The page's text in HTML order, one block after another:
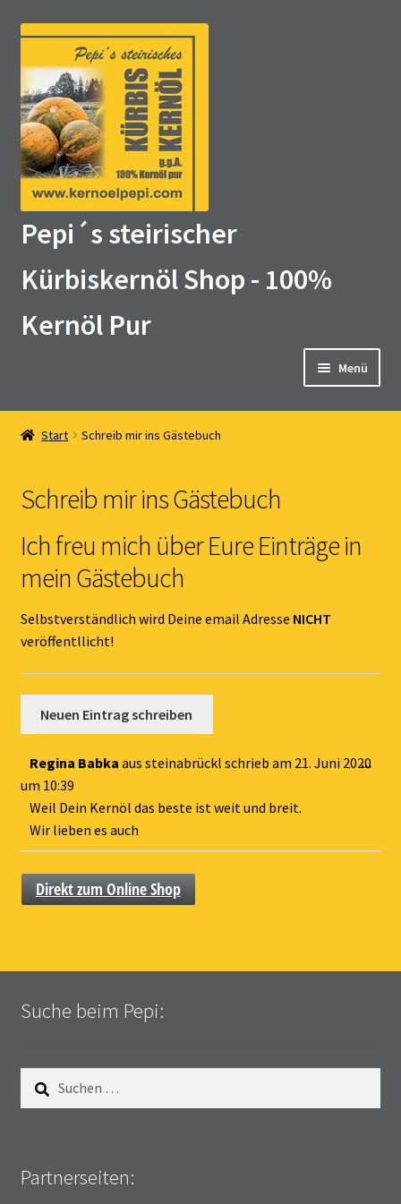
Zur
Navigation
springen
Zum
springen
Pepi´s steirischer
Kürbiskernöl Shop - 100%
Kernöl Pur
Menü
Home
Kernöl Pepi
Übers Kernöl
Kontakt
Gästebuch
Start Schreib mir ins Gästebuch
Schreib mir ins Gästebuch
Ich freu mich über Eure Einträge in
mein Gästebuch
Selbstverständlich wird Deine email Adresse NICHT
veröffentllicht!
Regina Babka aus steinabrückl schrieb am 21. Juni 2020
um 10:39
Weil Dein Kernöl das beste ist weit und breit.
Wir lieben es auch
...
Direkt zum Online Shop
Suche beim Pepi:
nach:
Partnerseiten: